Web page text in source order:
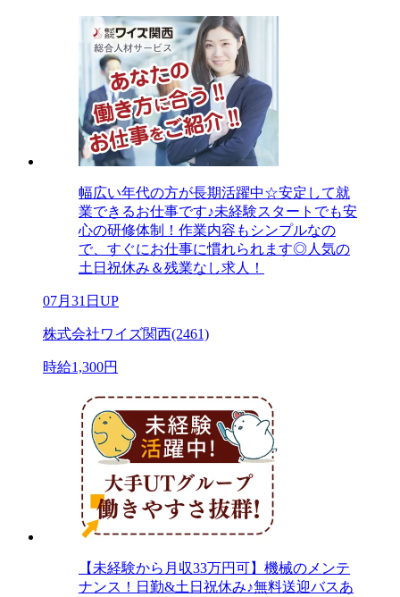
幅広い年代の方が長期活躍中☆安定して就
業できるお仕事です♪未経験スタートでも安
心の研修体制！作業内容もシンプルなの
で、すぐにお仕事に慣れられます◎人気の
土日祝休み＆残業なし求人！
07月31日UP
株式会社ワイズ関西(2461)
時給1,300円
【未経験から月収33万円可】機械のメンテ
ナンス！日勤&土日祝休み♪無料送迎バスあ